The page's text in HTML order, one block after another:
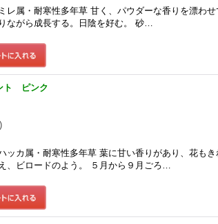
レ属・耐寒性多年草 甘く、パウダーな香りを漂わ
ながら成長する。日陰を好む。 砂…
ト ピンク
)
ッカ属・耐寒性多年草 葉に甘い香りがあり、花も
、ビロードのよう。 ５月から９月ごろ…